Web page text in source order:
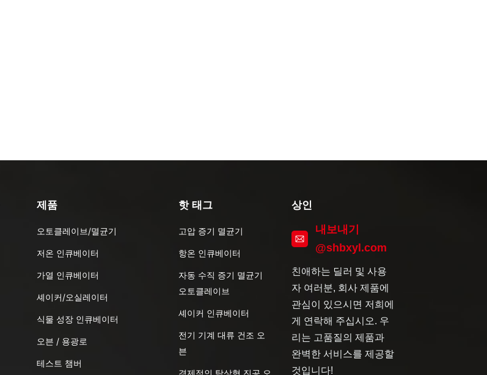
제품
오토클레이브/멸균기
저온 인큐베이터
가열 인큐베이터
셰이커/오실레이터
식물 성장 인큐베이터
오븐 / 용광로
테스트 챔버
핫 태그
고압 증기 멸균기
항온 인큐베이터
자동 수직 증기 멸균기
오토클레이브
셰이커 인큐베이터
전기 기계 대류 건조 오
븐
상인
내보내기
@shbxyl.com
친애하는 딜러 및 사용
자 여러분, 회사 제품에
관심이 있으시면 저희에
게 연락해 주십시오. 우
리는 고품질의 제품과
완벽한 서비스를 제공할
것입니다!